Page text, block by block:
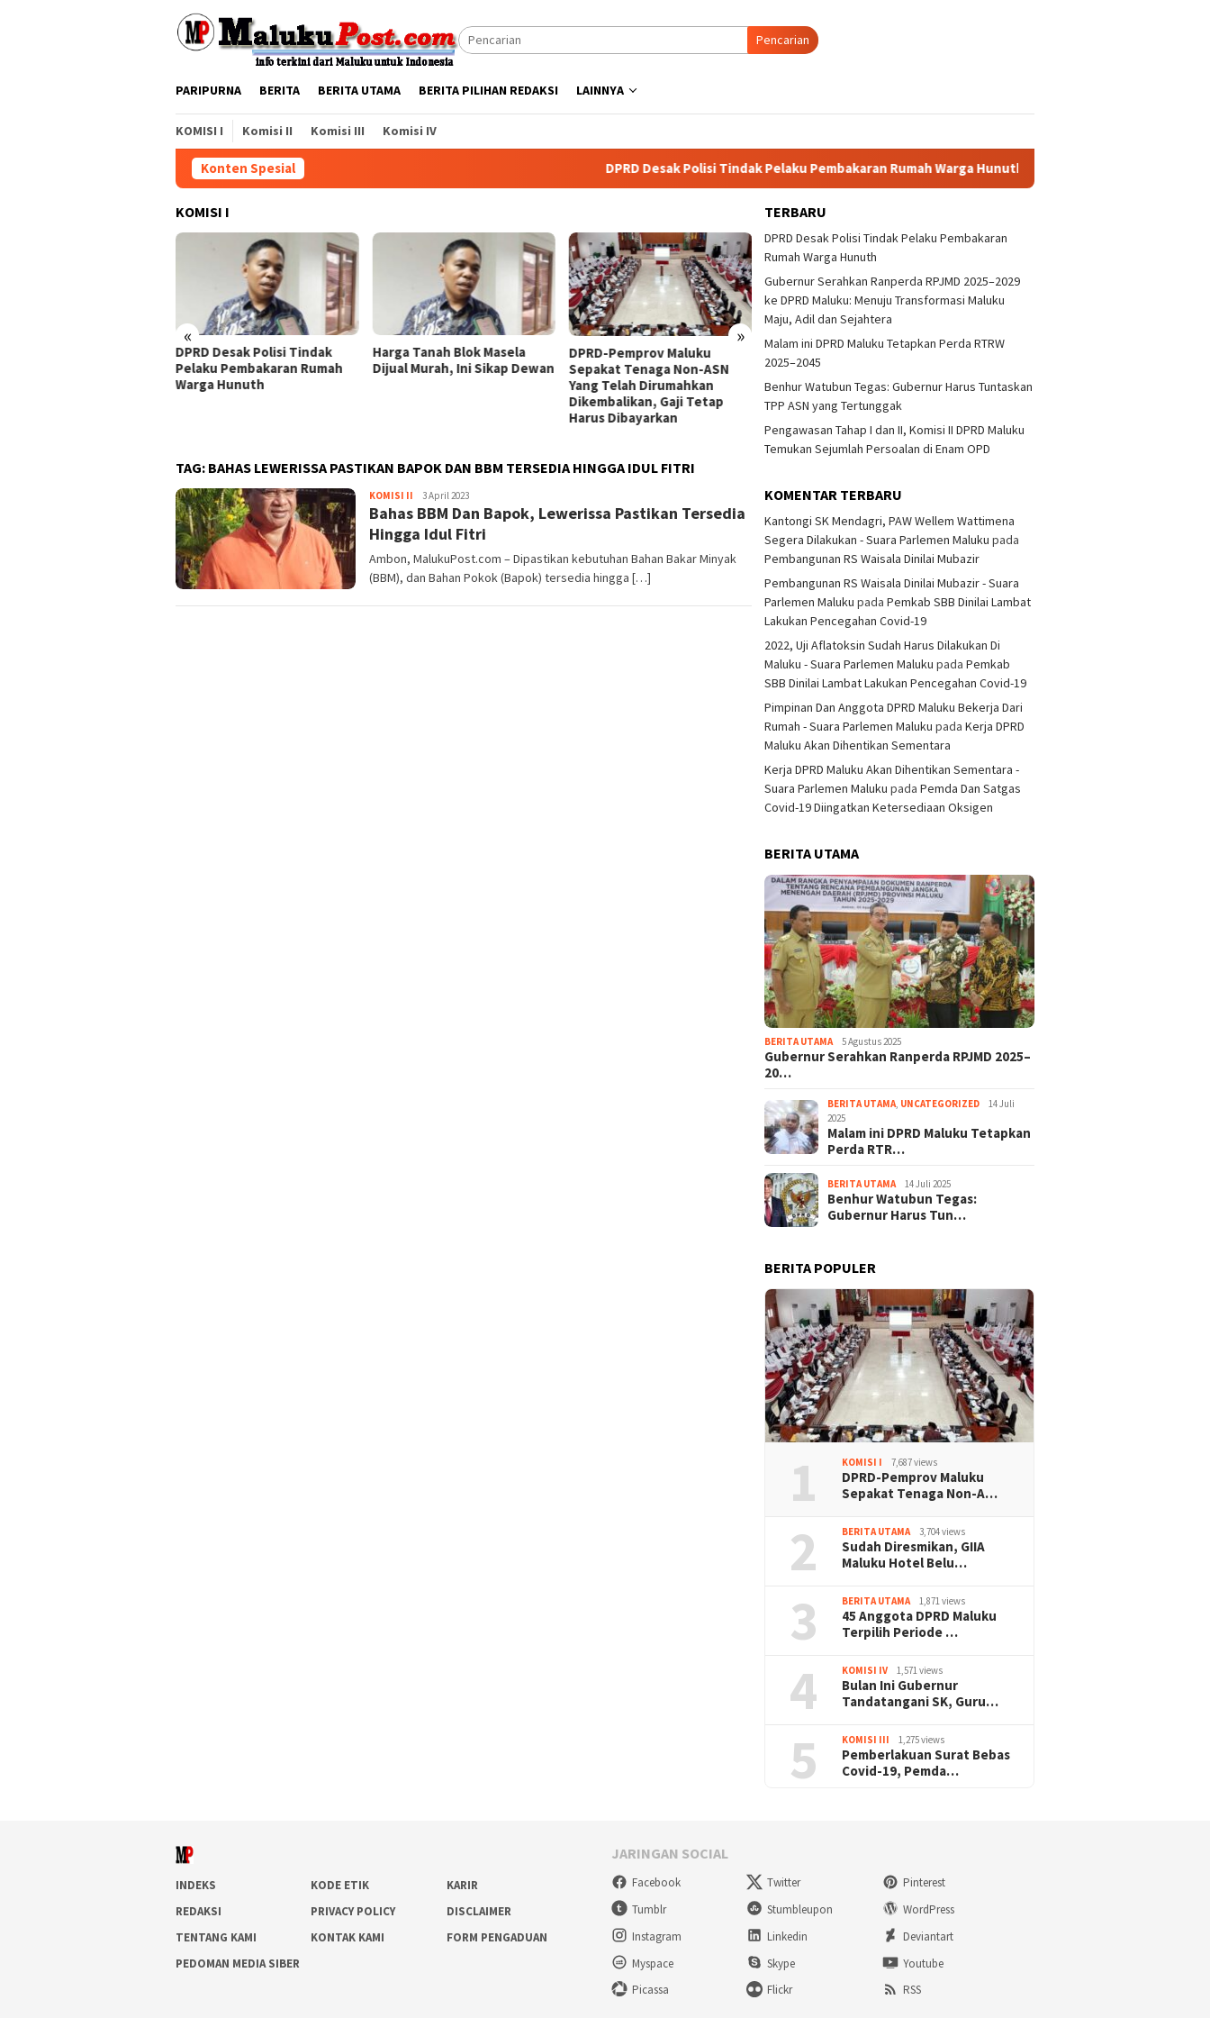
Pencarian
PARIPURNA BERITA BERITA UTAMA BERITA PILIHAN REDAKSI LAINNYA
KOMISI I Komisi II Komisi III Komisi IV
Konten Spesial DPRD Desak Polisi Tindak Pelaku Pembakaran Rumah Warga Hunuth
KOMISI I
« »
DPRD Desak Polisi Tindak
Pelaku Pembakaran Rumah
Warga Hunuth
Harga Tanah Blok Masela
Dijual Murah, Ini Sikap Dewan
DPRD-Pemprov Maluku
Sepakat Tenaga Non-ASN
Yang Telah Dirumahkan
Dikembalikan, Gaji Tetap
Harus Dibayarkan
DPRD Maluku Desak Polisi
Tangkap Pelaku Bentrokan
Di Trikora
Deklarasi Antikorupsi Jangan
TAG: BAHAS LEWERISSA PASTIKAN BAPOK DAN BBM TERSEDIA HINGGA IDUL FITRI
KOMISI II Korlip
DPRD
3 April 2023
Bahas BBM Dan Bapok, Lewerissa Pastikan Tersedia
Hingga Idul Fitri
Ambon, MalukuPost.com – Dipastikan kebutuhan Bahan Bakar Minyak
(BBM), dan Bahan Pokok (Bapok) tersedia hingga […]
TERBARU
DPRD Desak Polisi Tindak Pelaku Pembakaran
Rumah Warga Hunuth
Gubernur Serahkan Ranperda RPJMD 2025–2029
ke DPRD Maluku: Menuju Transformasi Maluku
Maju, Adil dan Sejahtera
Malam ini DPRD Maluku Tetapkan Perda RTRW
2025–2045
Benhur Watubun Tegas: Gubernur Harus Tuntaskan
TPP ASN yang Tertunggak
Pengawasan Tahap I dan II, Komisi II DPRD Maluku
Temukan Sejumlah Persoalan di Enam OPD
KOMENTAR TERBARU
Kantongi SK Mendagri, PAW Wellem Wattimena
Segera Dilakukan - Suara Parlemen Maluku pada
Pembangunan RS Waisala Dinilai Mubazir
Pembangunan RS Waisala Dinilai Mubazir - Suara
Parlemen Maluku padaPemkab SBB Dinilai Lambat
Lakukan Pencegahan Covid-19
2022, Uji Aflatoksin Sudah Harus Dilakukan Di
Maluku - Suara Parlemen Maluku padaPemkab
SBB Dinilai Lambat Lakukan Pencegahan Covid-19
Pimpinan Dan Anggota DPRD Maluku Bekerja Dari
Rumah - Suara Parlemen Maluku padaKerja DPRD
Maluku Akan Dihentikan Sementara
Kerja DPRD Maluku Akan Dihentikan Sementara -
Suara Parlemen Maluku padaPemda Dan Satgas
Covid-19 Diingatkan Ketersediaan Oksigen
BERITA UTAMA
BERITA UTAMA 5 Agustus 2025
Gubernur Serahkan Ranperda RPJMD 2025–
20…
BERITA UTAMA UNCATEGORIZED
14 Juli
2025
Malam ini DPRD Maluku Tetapkan
Perda RTR…
BERITA UTAMA 14 Juli 2025
Benhur Watubun Tegas:
Gubernur Harus Tun…
BERITA POPULER
1 KOMISI I 7,687 views
DPRD-Pemprov Maluku
Sepakat Tenaga Non-A…
2 BERITA UTAMA 3,704 views
Sudah Diresmikan, GIIA
Maluku Hotel Belu…
3 BERITA UTAMA 1,871 views
45 Anggota DPRD Maluku
Terpilih Periode …
4 KOMISI IV 1,571 views
Bulan Ini Gubernur
Tandatangani SK, Guru…
5 KOMISI III 1,275 views
Pemberlakuan Surat Bebas
Covid-19, Pemda…
INDEKS KODE ETIK
KARIR
REDAKSI
PRIVACY POLICY
DISCLAIMER
TENTANG KAMI
KONTAK KAMI
FORM PENGADUAN
PEDOMAN MEDIA SIBER
JARINGAN SOCIAL
Facebook Twitter
Pinterest
Tumblr
Stumbleupon
WordPress
Instagram
Linkedin
Deviantart
Myspace
Skype
Youtube
Picassa
Flickr RSS